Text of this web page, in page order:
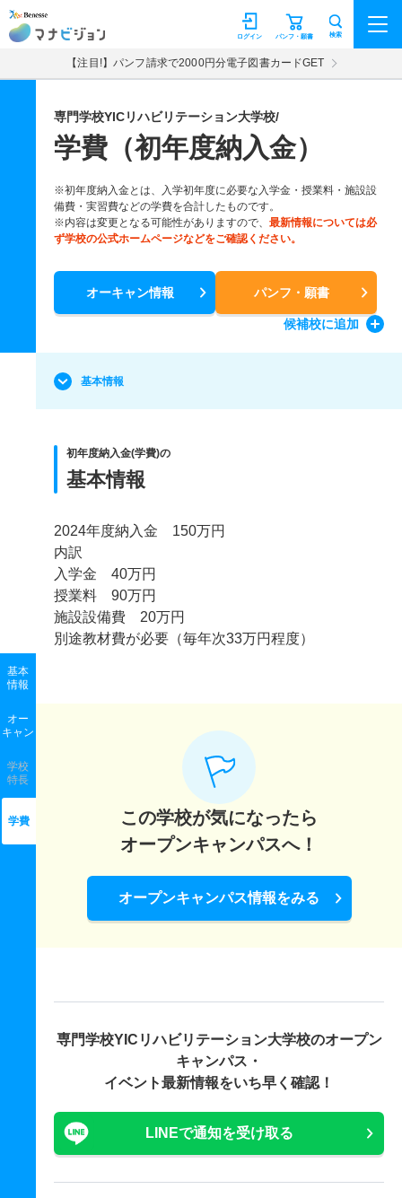
マナビジョン パンフ・願書
ログイン 検索
【注目!】パンフ請求で2000円分電子図書カードGET
専門学校YICリハビリテーション大学校/
学費（初年度納入金）
※初年度納入金とは、入学初年度に必要な入学金・授業料・施設設
備費・実習費などの学費を合計したものです。
※内容は変更となる可能性がありますので、 最新情報については必
ず学校の公式ホームページなどをご確認ください。
オーキャン情報 パンフ・願書
候補校に追加
基本
情報
オー
キャン
学校
特長
学費
基本情報
初年度納入金(学費)の
基本情報
2024年度納入金 150万円
内訳
入学金 40万円
授業料 90万円
施設設備費 20万円
別途教材費が必要（毎年次33万円程度）
この学校が気になったら
オープンキャンパスへ！
オープンキャンパス情報をみる
専門学校YICリハビリテーション大学校のオープン
キャンパス・
イベント最新情報をいち早く確認！
LINEで通知を受け取る